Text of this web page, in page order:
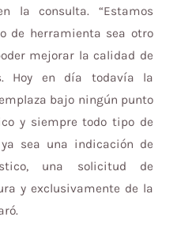
la consulta. “Estamos
de herramienta sea otro
mejorar la calidad de
Hoy en día todavía la
bajo ningún punto
y siempre todo tipo de
sea una indicación de
una solicitud de
y exclusivamente de la